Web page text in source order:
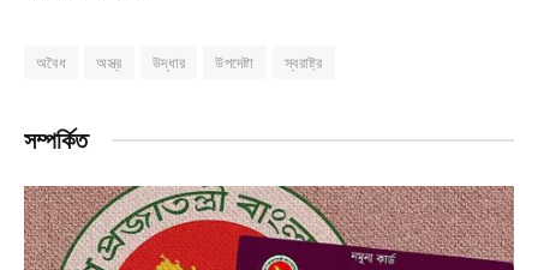
অবৈধ অস্ত্র উদ্ধার উপদেষ্টা স্বরাষ্ট্র
সম্পর্কিত